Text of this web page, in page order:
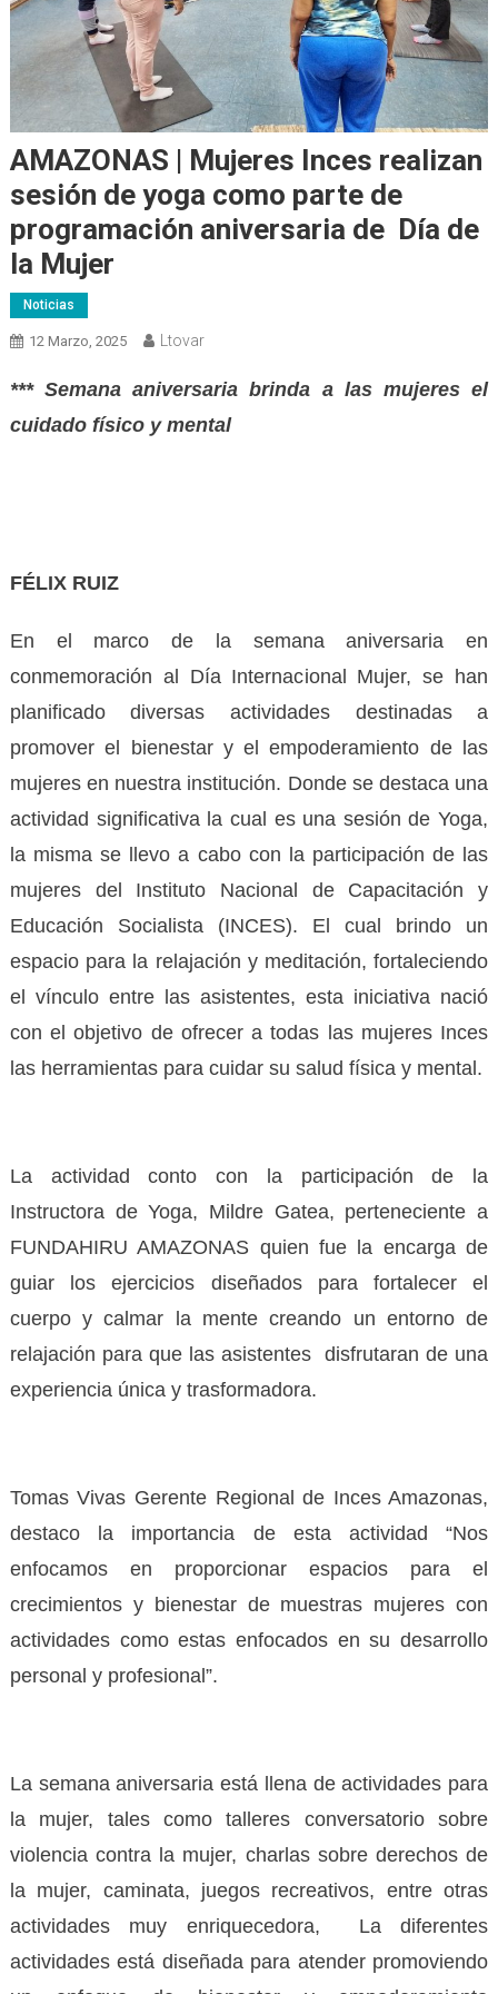
AMAZONAS | Mujeres Inces realizan
sesión de yoga como parte de
programación aniversaria de Día de
la Mujer
Noticias
12 Marzo, 2025 Ltovar
*** Semana aniversaria brinda a las mujeres el
cuidado físico y mental
FÉLIX RUIZ
En el marco de la semana aniversaria en
conmemoración al Día Internacional Mujer, se han
planificado diversas actividades destinadas a
promover el bienestar y el empoderamiento de las
mujeres en nuestra institución. Donde se destaca una
actividad significativa la cual es una sesión de Yoga,
la misma se llevo a cabo con la participación de las
mujeres del Instituto Nacional de Capacitación y
Educación Socialista (INCES). El cual brindo un
espacio para la relajación y meditación, fortaleciendo
el vínculo entre las asistentes, esta iniciativa nació
con el objetivo de ofrecer a todas las mujeres Inces
las herramientas para cuidar su salud física y mental.
La actividad conto con la participación de la
Instructora de Yoga, Mildre Gatea, perteneciente a
FUNDAHIRU AMAZONAS quien fue la encarga de
guiar los ejercicios diseñados para fortalecer el
cuerpo y calmar la mente creando un entorno de
relajación para que las asistentes disfrutaran de una
experiencia única y trasformadora.
Tomas Vivas Gerente Regional de Inces Amazonas,
destaco la importancia de esta actividad “Nos
enfocamos en proporcionar espacios para el
crecimientos y bienestar de muestras mujeres con
actividades como estas enfocados en su desarrollo
personal y profesional”.
La semana aniversaria está llena de actividades para
la mujer, tales como talleres conversatorio sobre
violencia contra la mujer, charlas sobre derechos de
la mujer, caminata, juegos recreativos, entre otras
actividades muy enriquecedora, La diferentes
actividades está diseñada para atender promoviendo